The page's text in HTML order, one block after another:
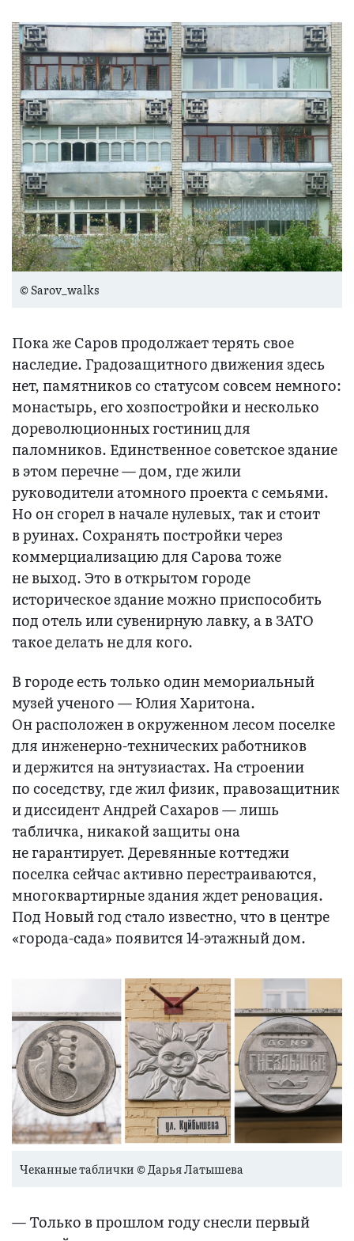
© Sarov_walks
Пока же Саров продолжает терять свое
наследие. Градозащитного движения здесь
нет, памятников со статусом совсем немного:
монастырь, его хозпостройки и несколько
дореволюционных гостиниц для
паломников. Единственное советское здание
в этом перечне — дом, где жили
руководители атомного проекта с семьями.
Но он сгорел в начале нулевых, так и стоит
в руинах. Сохранять постройки через
коммерциализацию для Сарова тоже
не выход. Это в открытом городе
историческое здание можно приспособить
под отель или сувенирную лавку, а в ЗАТО
такое делать не для кого.
В городе есть только один мемориальный
музей ученого — Юлия Харитона.
Он расположен в окруженном лесом поселке
для инженерно-технических работников
и держится на энтузиастах. На строении
по соседству, где жил физик, правозащитник
и диссидент Андрей Сахаров — лишь
табличка, никакой защиты она
не гарантирует. Деревянные коттеджи
поселка сейчас активно перестраиваются,
многоквартирные здания ждет реновация.
Под Новый год стало известно, что в центре
«города-сада» появится 14-этажный дом.
Чеканные таблички © Дарья Латышева
— Только в прошлом году снесли первый